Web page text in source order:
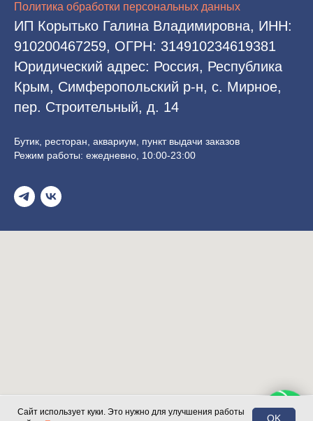
Политика обработки персональных данных
ИП Корытько Галина Владимировна, ИНН:
910200467259, ОГРН: 314910234619381
Юридический адрес: Россия, Республика
Крым, Симферопольский р-н, с. Мирное,
пер. Строительный, д. 14
Бутик, ресторан, аквариум, пункт выдачи заказов
Режим работы: ежедневно, 10:00-23:00
Сайт использует куки. Это нужно для улучшения работы
OK